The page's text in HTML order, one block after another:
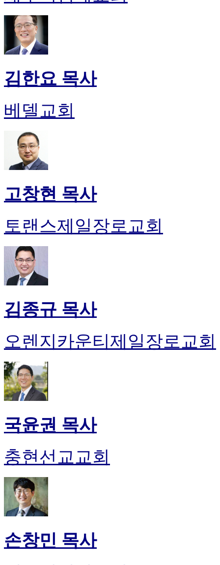
김한요 목사
베델교회
고창현 목사
토랜스제일장로교회
김종규 목사
오렌지카운티제일장로교회
국윤권 목사
충현선교교회
손창민 목사